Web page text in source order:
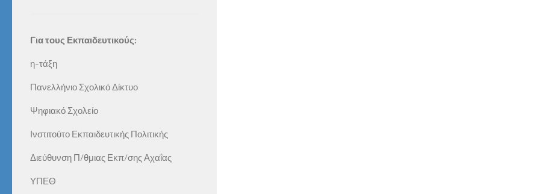
Για τους Εκπαιδευτικούς:
η-τάξη
Πανελλήνιο Σχολικό Δίκτυο
Ψηφιακό Σχολείο
Ινστιτούτο Εκπαιδευτικής Πολιτικής
Διεύθυνση Π/θμιας Εκπ/σης Αχαΐας
ΥΠΕΘ